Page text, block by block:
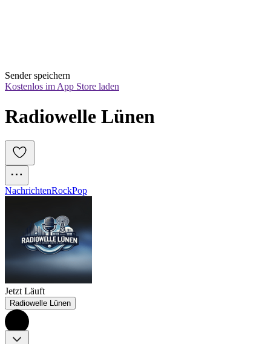
Sender speichern
Kostenlos im App Store laden
Radiowelle Lünen
NachrichtenRockPop
Jetzt Läuft
Radiowelle Lünen